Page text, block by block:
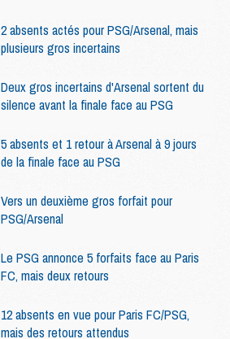
2 absents actés pour PSG/Arsenal, mais
plusieurs gros incertains
Deux gros incertains d'Arsenal sortent du
silence avant la finale face au PSG
5 absents et 1 retour à Arsenal à 9 jours
de la finale face au PSG
Vers un deuxième gros forfait pour
PSG/Arsenal
Le PSG annonce 5 forfaits face au Paris
FC, mais deux retours
12 absents en vue pour Paris FC/PSG,
mais des retours attendus